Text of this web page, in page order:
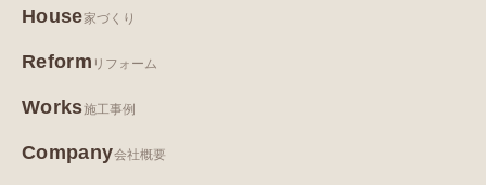
House家づくり
Reform リフォーム
Works施工事例
Company会社概要